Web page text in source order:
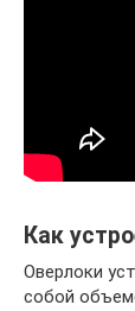
Как
Оверлоки
собой